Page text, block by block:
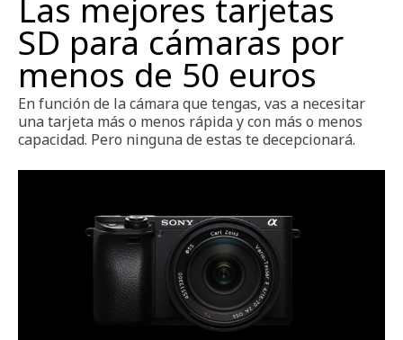
Las mejores tarjetas
SD para cámaras por
menos de 50 euros
En función de la cámara que tengas, vas a necesitar
una tarjeta más o menos rápida y con más o menos
capacidad. Pero ninguna de estas te decepcionará.